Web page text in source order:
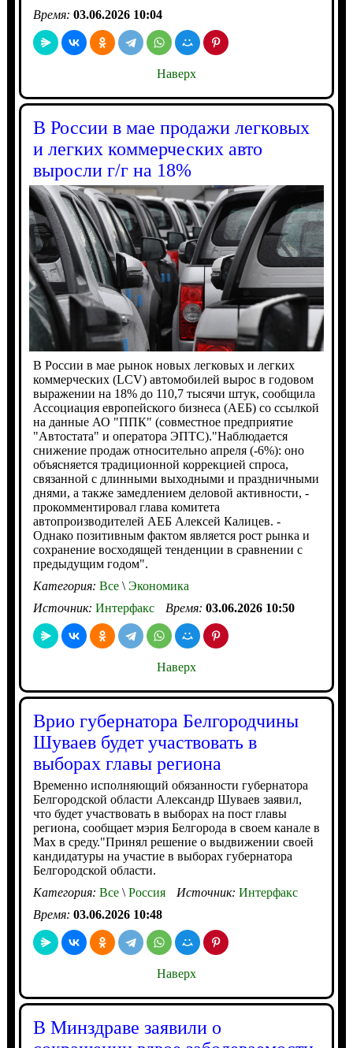
Время: 03.06.2026 10:04
Наверх
В России в мае продажи легковых
и легких коммерческих авто
выросли г/г на 18%
В России в мае рынок новых легковых и легких
коммерческих (LCV) автомобилей вырос в годовом
выражении на 18% до 110,7 тысячи штук, сообщила
Ассоциация европейского бизнеса (АЕБ) со ссылкой
на данные АО "ППК" (совместное предприятие
"Автостата" и оператора ЭПТС)."Наблюдается
снижение продаж относительно апреля (-6%): оно
объясняется традиционной коррекцией спроса,
связанной с длинными выходными и праздничными
днями, а также замедлением деловой активности, -
прокомментировал глава комитета
автопроизводителей АЕБ Алексей Калицев. -
Однако позитивным фактом является рост рынка и
сохранение восходящей тенденции в сравнении с
предыдущим годом".
Категория: Все\Экономика
Источник: Интерфакс Время: 03.06.2026 10:50
Наверх
Врио губернатора Белгородчины
Шуваев будет участвовать в
выборах главы региона
Временно исполняющий обязанности губернатора
Белгородской области Александр Шуваев заявил,
что будет участвовать в выборах на пост главы
региона, сообщает мэрия Белгорода в своем канале в
Мах в среду."Принял решение о выдвижении своей
кандидатуры на участие в выборах губернатора
Белгородской области.
Категория: Все\Россия Источник: Интерфакс
Время: 03.06.2026 10:48
Наверх
В Минздраве заявили о